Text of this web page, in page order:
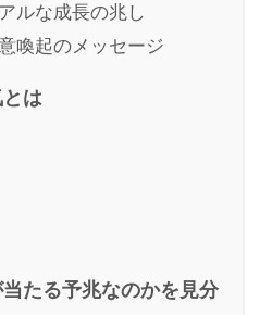
ルな成長の兆し
喚起のメッセージ
は
たる予兆なのかを見分